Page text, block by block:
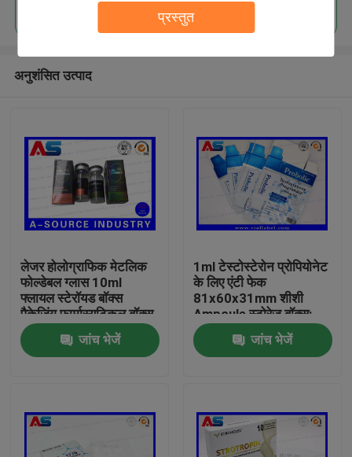
प्रस्तुत
घर
हमारे बारे में
अनुशंसित उत्पाद
लेजर होलोग्राफिक मेटलिक
फोल्डेबल ग्लास 10ml
फ्लायल स्टेरॉयड बॉक्स
पैकेजिंग फार्मास्यूटिकल बॉक्स
लेबल
जांच भेजें
1ml टेस्टोस्टेरोन प्रोपियोनेट
के लिए एंटी फेक
81x60x31mm शीशी
Ampoule स्टोरेज बॉक्स:
जांच भेजें